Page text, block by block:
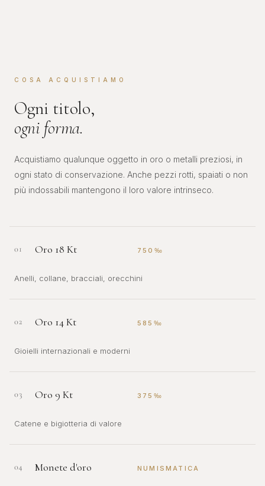
COSA ACQUISTIAMO
Ogni titolo,
ogni forma.
Acquistiamo qualunque oggetto in oro o metalli preziosi, in
ogni stato di conservazione. Anche pezzi rotti, spaiati o non
più indossabili mantengono il loro valore intrinseco.
01 Oro 18 Kt 750‰
Anelli, collane, bracciali, orecchini
02 Oro 14 Kt 585‰
Gioielli internazionali e moderni
03 Oro 9 Kt 375‰
Catene e bigiotteria di valore
04 Monete d'oro NUMISMATICA